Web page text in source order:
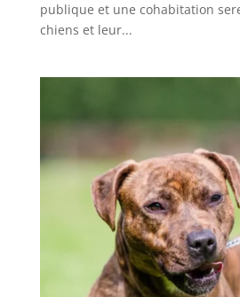
publique et une cohabitation
chiens et leur...